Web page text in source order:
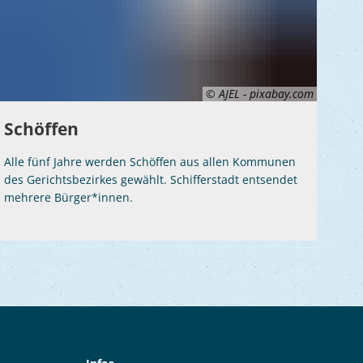
© AJEL - pixabay.com
Schöffen
Alle fünf Jahre werden Schöffen aus allen Kommunen
des Gerichtsbezirkes gewählt. Schifferstadt entsendet
mehrere Bürger*innen.